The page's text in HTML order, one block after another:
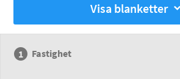
Visa blanketter
Fastighet